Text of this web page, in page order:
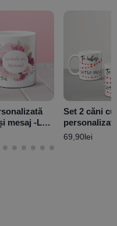
mesaj -La
Set 2 căni
– Te iubesc
69,90lei